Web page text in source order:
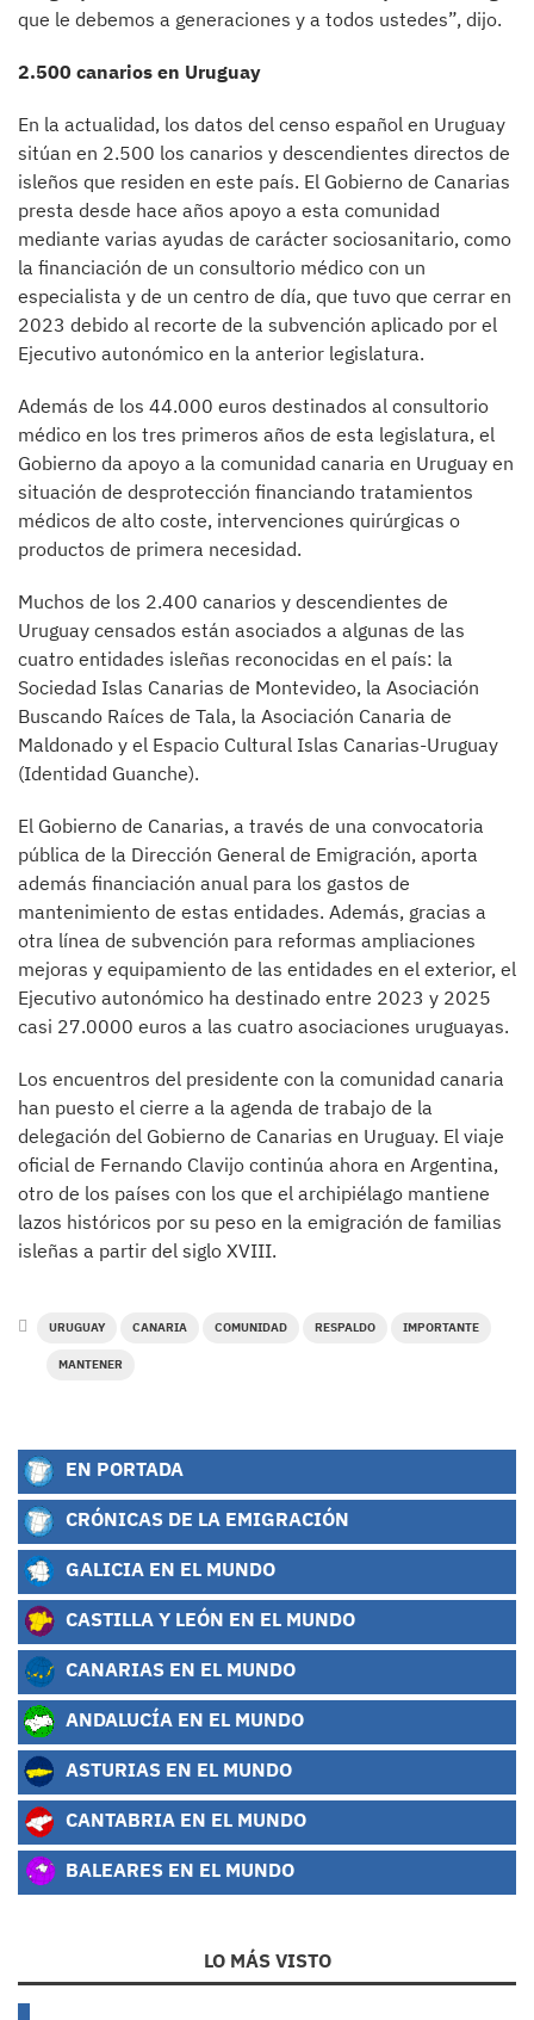
que le debemos a generaciones y a todos ustedes”, dijo.
2.500 canarios en Uruguay
En la actualidad, los datos del censo español en Uruguay
sitúan en 2.500 los canarios y descendientes directos de
isleños que residen en este país. El Gobierno de Canarias
presta desde hace años apoyo a esta comunidad
mediante varias ayudas de carácter sociosanitario, como
la financiación de un consultorio médico con un
especialista y de un centro de día, que tuvo que cerrar en
2023 debido al recorte de la subvención aplicado por el
Ejecutivo autonómico en la anterior legislatura.
Además de los 44.000 euros destinados al consultorio
médico en los tres primeros años de esta legislatura, el
Gobierno da apoyo a la comunidad canaria en Uruguay en
situación de desprotección financiando tratamientos
médicos de alto coste, intervenciones quirúrgicas o
productos de primera necesidad.
Muchos de los 2.400 canarios y descendientes de
Uruguay censados están asociados a algunas de las
cuatro entidades isleñas reconocidas en el país: la
Sociedad Islas Canarias de Montevideo, la Asociación
Buscando Raíces de Tala, la Asociación Canaria de
Maldonado y el Espacio Cultural Islas Canarias-Uruguay
(Identidad Guanche).
El Gobierno de Canarias, a través de una convocatoria
pública de la Dirección General de Emigración, aporta
además financiación anual para los gastos de
mantenimiento de estas entidades. Además, gracias a
otra línea de subvención para reformas ampliaciones
mejoras y equipamiento de las entidades en el exterior, el
Ejecutivo autonómico ha destinado entre 2023 y 2025
casi 27.0000 euros a las cuatro asociaciones uruguayas.
Los encuentros del presidente con la comunidad canaria
han puesto el cierre a la agenda de trabajo de la
delegación del Gobierno de Canarias en Uruguay. El viaje
oficial de Fernando Clavijo continúa ahora en Argentina,
otro de los países con los que el archipiélago mantiene
lazos históricos por su peso en la emigración de familias
isleñas a partir del siglo XVIII.
URUGUAY CANARIA COMUNIDAD RESPALDO IMPORTANTE
MANTENER
EN PORTADA
CRÓNICAS DE LA EMIGRACIÓN
GALICIA EN EL MUNDO
CASTILLA Y LEÓN EN EL MUNDO
CANARIAS EN EL MUNDO
ANDALUCÍA EN EL MUNDO
ASTURIAS EN EL MUNDO
CANTABRIA EN EL MUNDO
BALEARES EN EL MUNDO
LO MÁS VISTO